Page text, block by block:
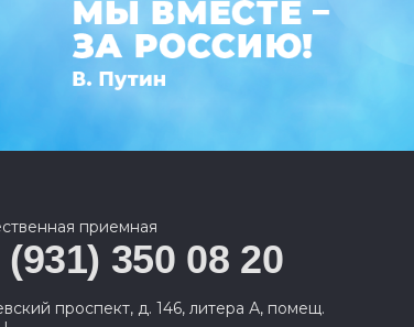
приемная
(931) 350 08 20
проспект, д. 146, литера А, помещ.